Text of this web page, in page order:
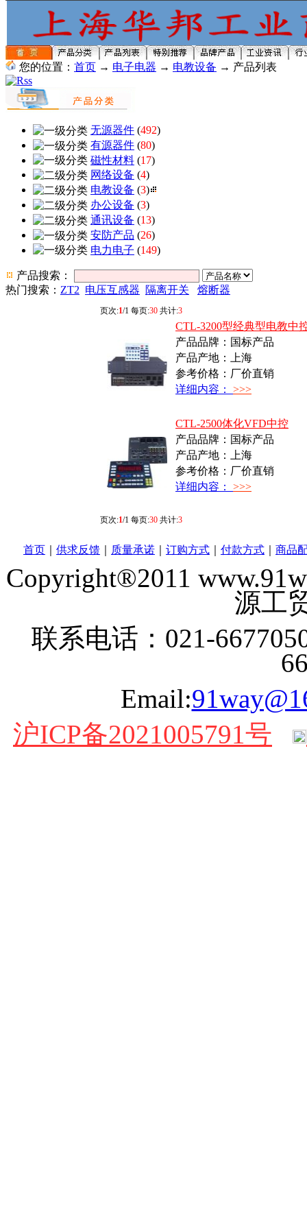
您的位置： 首页 → 电子电器 → 电教设备 → 产品列表
无源器件 (492)
有源器件 (80)
磁性材料 (17)
网络设备 (4)
电教设备 (3)
办公设备 (3)
通讯设备 (13)
安防产品 (26)
电力电子 (149)
产品搜索：
热门搜索： ZT2 电压互感器 隔离开关 熔断器
页次:1/1 每页:30 共计:3
CTL-3200型经典型电教中
产品品牌：国标产品
产品产地：上海
参考价格：厂价直销
详细内容： >>>
CTL-2500体化VFD中控
产品品牌：国标产品
产品产地：上海
参考价格：厂价直销
详细内容： >>>
页次:1/1 每页:30 共计:3
首页 供求反馈 质量承诺 订购方式 付款方式 商品
Copyright®2011
源工
联系电话：021-
Email:
沪ICP备2021005791号